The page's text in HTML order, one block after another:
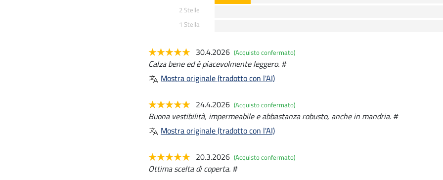
2 Stelle
1 Stella
30.4.2026 (Acquisto confermato)
Calza bene ed è piacevolmente leggero. #
Mostra originale (tradotto con l'AI)
24.4.2026 (Acquisto confermato)
Buona vestibilità, impermeabile e abbastanza robusto, anche in mandria. #
Mostra originale (tradotto con l'AI)
20.3.2026 (Acquisto confermato)
Ottima scelta di coperta. #